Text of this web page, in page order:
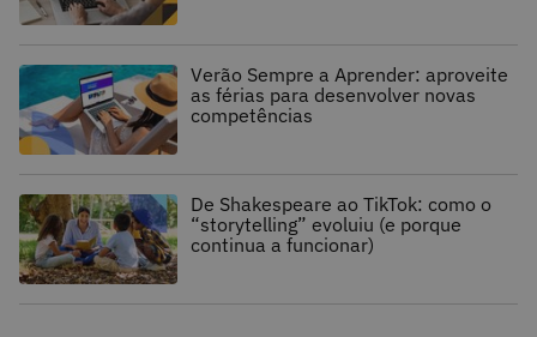
Verão Sempre a Aprender: aproveite
as férias para desenvolver novas
competências
De Shakespeare ao TikTok: como o
“storytelling” evoluiu (e porque
continua a funcionar)